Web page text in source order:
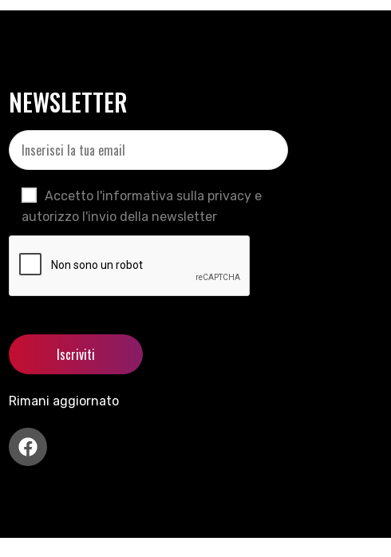
NEWSLETTER
Accetto l'informativa sulla privacy e
autorizzo l'invio della newsletter
Rimani aggiornato